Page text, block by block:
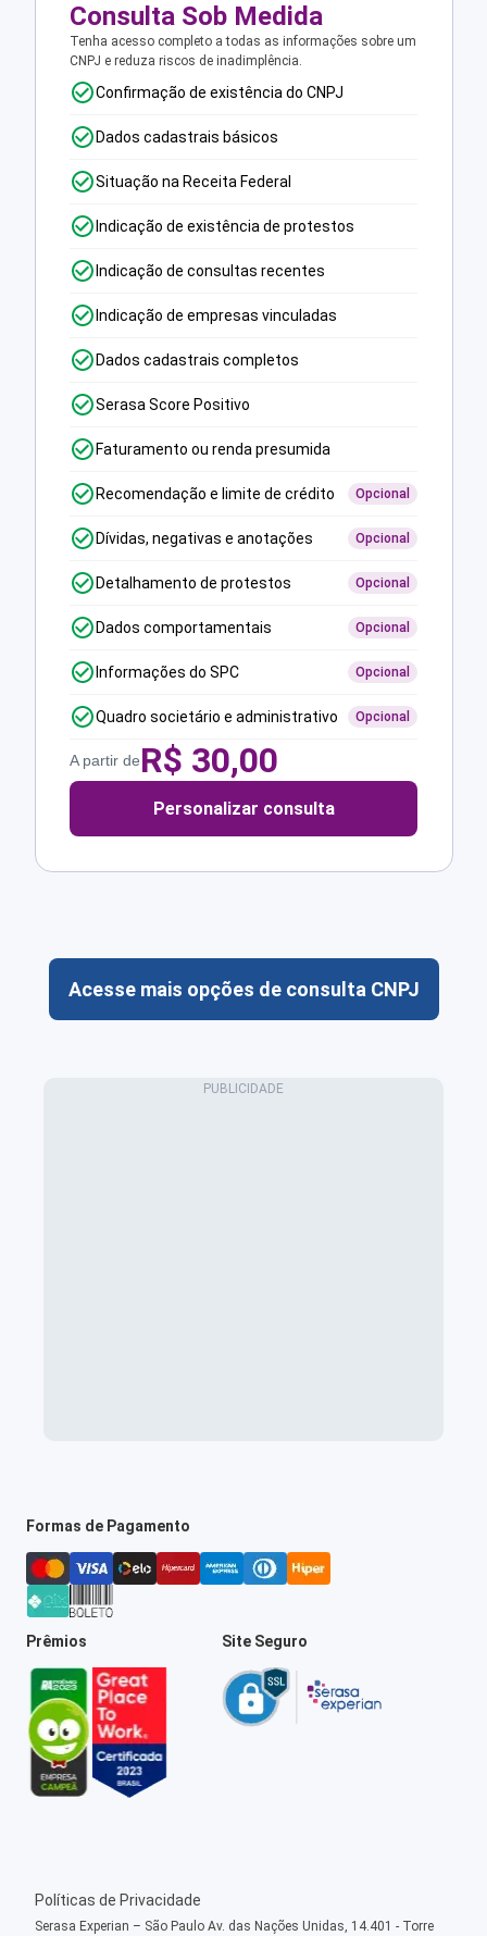
Consulta Sob Medida
Tenha acesso completo a todas as informações sobre um
CNPJ e reduza riscos de inadimplência.
Confirmação de existência do CNPJ
Dados cadastrais básicos
Situação na Receita Federal
Indicação de existência de protestos
Indicação de consultas recentes
Indicação de empresas vinculadas
Dados cadastrais completos
Serasa Score Positivo
Faturamento ou renda presumida
Recomendação e limite de crédito Opcional
Dívidas, negativas e anotações Opcional
Detalhamento de protestos Opcional
Dados comportamentais Opcional
Informações do SPC Opcional
Quadro societário e administrativo Opcional
A partir deR$ 30,00
Personalizar consulta
Acesse mais opções de consulta CNPJ
Formas de Pagamento
Prêmios Site Seguro
Políticas de Privacidade
Serasa Experian – São Paulo Av. das Nações Unidas, 14.401 - Torre